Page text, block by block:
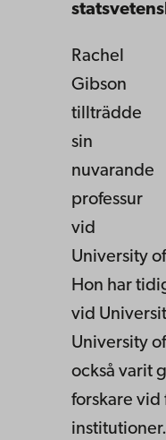
Rachel
Gibson
tillträdde
sin
nuvarande
professur
vid
University
Hon har
vid
University
också varit
forskare vid